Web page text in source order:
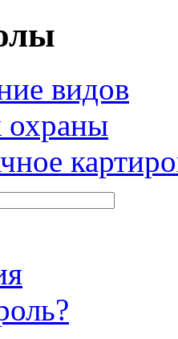
видов
охраны